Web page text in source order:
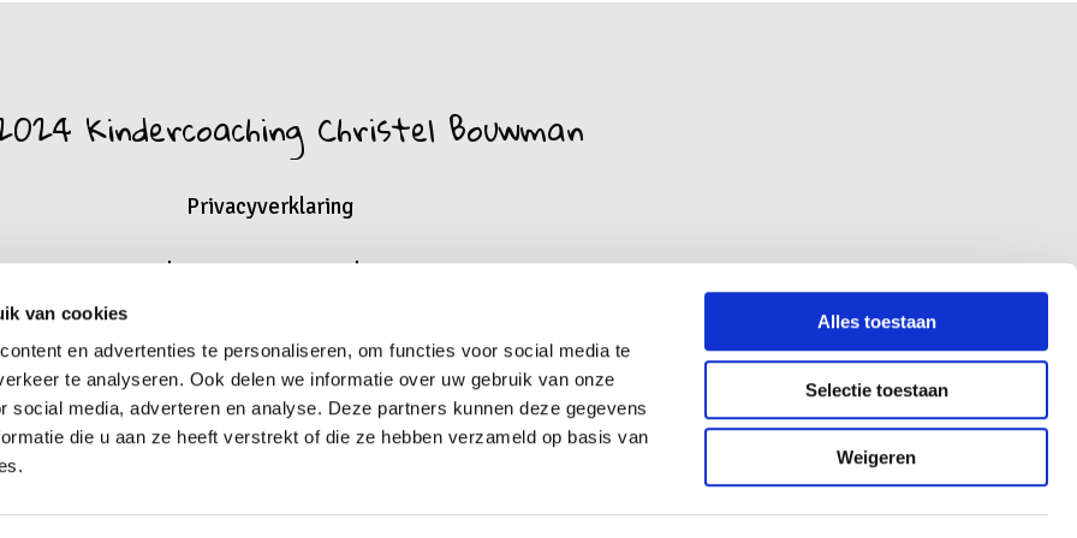
van cookies
en advertenties te personaliseren, om functies voor social media te
te analyseren. Ook delen we informatie over uw gebruik van onze
social media, adverteren en analyse. Deze partners kunnen deze gegevens
die u aan ze heeft verstrekt of die ze hebben verzameld op basis van
Alles toestaan
Selectie toestaan
Weigeren
Kindercoaching Christel Bouwman
Privacyverklaring
algemene-voorwaarden